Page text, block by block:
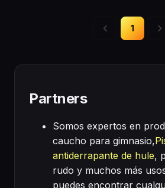
1
Partners
Somos expertos en
caucho para gimnasio,
antiderrapante de hule,
rudo y muchos más
puedes encontrar